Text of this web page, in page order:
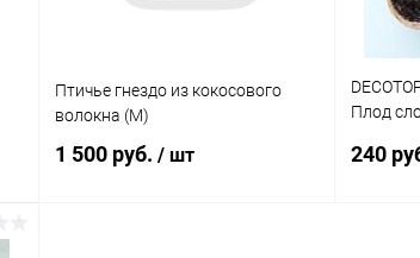
Птичье гнездо из кокосового
волокна (M)
1 500 руб. / шт
Плод
240